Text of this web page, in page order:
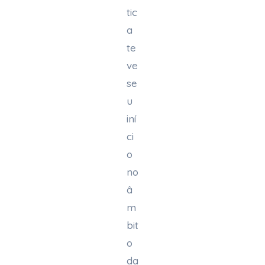
tic
a
te
ve
se
u
iní
ci
o
no
â
m
bit
o
da